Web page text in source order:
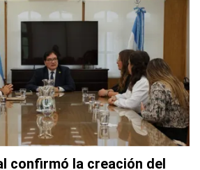
confirmó la creación del